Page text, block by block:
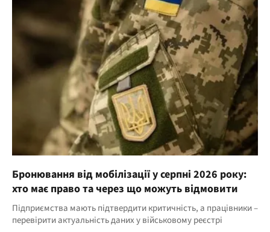
Бронювання від мобілізації у серпні 2026 року:
хто має право та через що можуть відмовити
Підприємства мають підтвердити критичність, а працівники –
перевірити актуальність даних у військовому реєстрі